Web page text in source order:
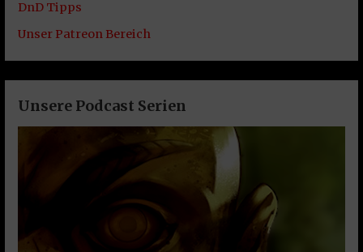
DnD Tipps
Unser Patreon Bereich
Unsere Podcast Serien